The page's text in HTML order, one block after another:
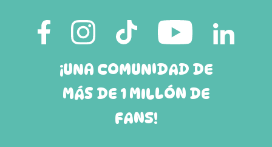
¡UNA COMUNIDAD DE
MÁS DE 1 MILLÓN DE
FANS!